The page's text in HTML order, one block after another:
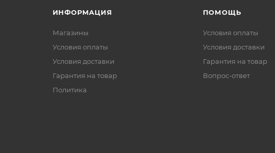
ИНФОРМАЦИЯ
Магазины
Условия оплаты
Условия доставки
Гарантия на товар
Политика
ПОМОЩЬ
Условия оплаты
Условия доставки
Гарантия на товар
Вопрос-ответ